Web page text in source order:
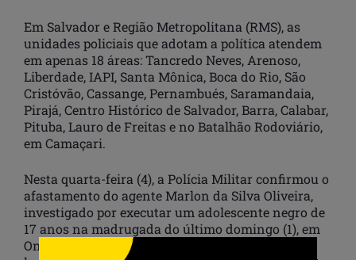
Em Salvador e Região Metropolitana (RMS), as
unidades policiais que adotam a política atendem
em apenas 18 áreas: Tancredo Neves, Arenoso,
Liberdade, IAPI, Santa Mônica, Boca do Rio, São
Cristóvão, Cassange, Pernambués, Saramandaia,
Pirajá, Centro Histórico de Salvador, Barra, Calabar,
Pituba, Lauro de Freitas e no Batalhão Rodoviário,
em Camaçari.
Nesta quarta-feira (4), a Polícia Militar confirmou o
afastamento do agente Marlon da Silva Oliveira,
investigado por executar um adolescente negro de
17 anos na madrugada do último domingo (1), em
Ondina, bairro de Salvador (BA). Ele alegou